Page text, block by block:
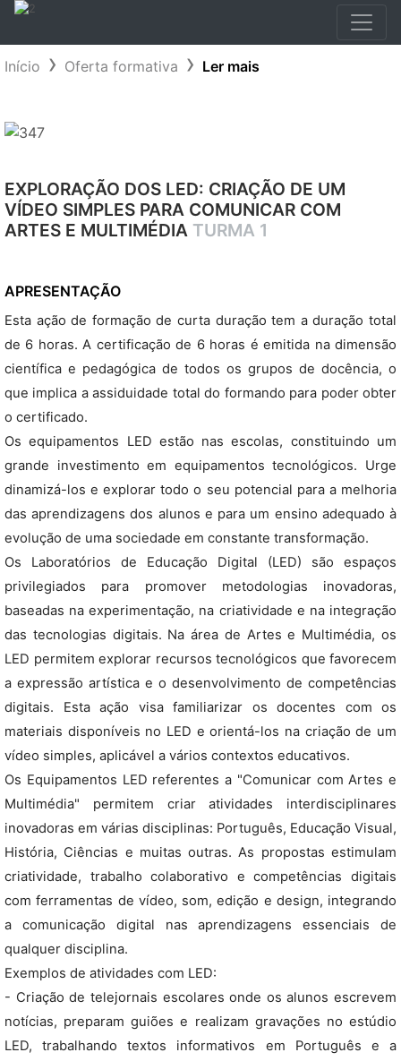
Início Oferta formativa Ler mais
EXPLORAÇÃO DOS LED: CRIAÇÃO DE UM
VÍDEO SIMPLES PARA COMUNICAR COM
ARTES E MULTIMÉDIA TURMA 1
APRESENTAÇÃO
Esta ação de formação de curta duração tem a duração total
de 6 horas. A certificação de 6 horas é emitida na dimensão
científica e pedagógica de todos os grupos de docência, o
que implica a assiduidade total do formando para poder obter
o certificado.
Os equipamentos LED estão nas escolas, constituindo um
grande investimento em equipamentos tecnológicos. Urge
dinamizá-los e explorar todo o seu potencial para a melhoria
das aprendizagens dos alunos e para um ensino adequado à
evolução de uma sociedade em constante transformação.
Os Laboratórios de Educação Digital (LED) são espaços
privilegiados para promover metodologias inovadoras,
baseadas na experimentação, na criatividade e na integração
das tecnologias digitais. Na área de Artes e Multimédia, os
LED permitem explorar recursos tecnológicos que favorecem
a expressão artística e o desenvolvimento de competências
digitais. Esta ação visa familiarizar os docentes com os
materiais disponíveis no LED e orientá-los na criação de um
vídeo simples, aplicável a vários contextos educativos.
Os Equipamentos LED referentes a "Comunicar com Artes e
Multimédia" permitem criar atividades interdisciplinares
inovadoras em várias disciplinas: Português, Educação Visual,
História, Ciências e muitas outras. As propostas estimulam
criatividade, trabalho colaborativo e competências digitais
com ferramentas de vídeo, som, edição e design, integrando
a comunicação digital nas aprendizagens essenciais de
qualquer disciplina.
Exemplos de atividades com LED:
- Criação de telejornais escolares onde os alunos escrevem
notícias, preparam guiões e realizam gravações no estúdio
LED, trabalhando textos informativos em Português e a